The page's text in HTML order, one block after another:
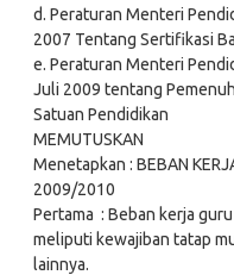
d. Peraturan Menteri
2007 Tentang Sertifikasi
e. Peraturan Menteri
Juli 2009 tentang
Satuan Pendidikan
MEMUTUSKAN
Menetapkan : BEBAN
2009/2010
Pertama : Beban kerja
meliputi kewajiban tatap
lainnya.